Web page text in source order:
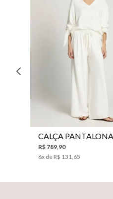
R$ 789,90
6x de R$ 131,65